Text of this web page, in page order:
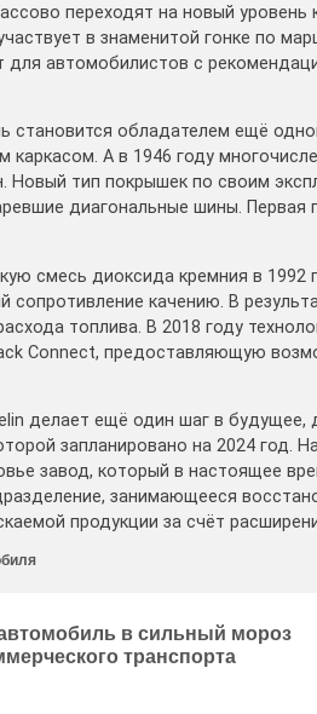
переходят на новый
в знаменитой гонке по
для автомобилистов с
становится обладателем ещё
каркасом. А в 1946 году
Новый тип покрышек по своим
диагональные шины. Первая
смесь диоксида кремния в
качению. В
топлива. В 2018 году
Connect, предоставляющую
делает ещё один шаг в
запланировано на 2024 год.
завод, который в настоящее
занимающееся
продукции за счёт
в сильный мороз
транспорта